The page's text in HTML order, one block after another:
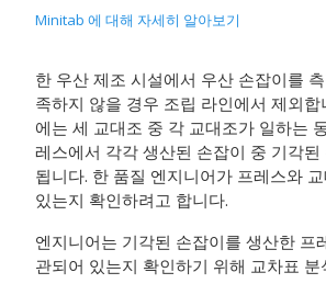
Minitab 에 대해 자세히 알아보기
한 우산 제조 시설에서 우산 손잡이를
족하지 않을 경우 조립 라인에서 제외합
에는 세 교대조 중 각 교대조가 일하는
레스에서 각각 생산된 손잡이 중 기각된
됩니다. 한 품질 엔지니어가 프레스와
있는지 확인하려고 합니다.
엔지니어는 기각된 손잡이를 생산한 프
관되어 있는지 확인하기 위해 교차표 분